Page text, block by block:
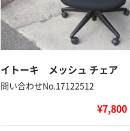
イトーキ メッシュ チェア
問い合わせNo.17122512
¥7,800